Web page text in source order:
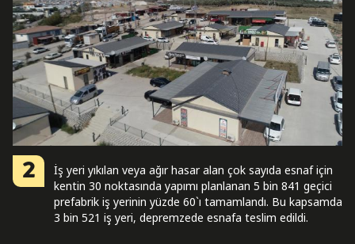
2
İş yeri yıkılan veya ağır hasar alan çok sayıda esnaf için
kentin 30 noktasında yapımı planlanan 5 bin 841 geçici
prefabrik iş yerinin yüzde 60`ı tamamlandı. Bu kapsamda
3 bin 521 iş yeri, depremzede esnafa teslim edildi.